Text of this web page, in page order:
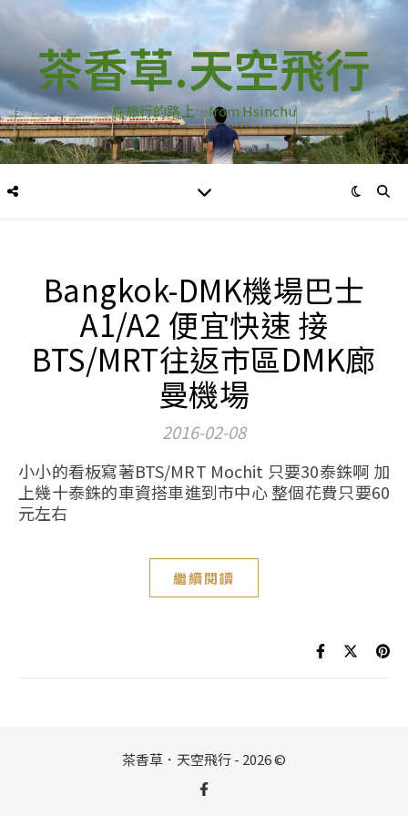
茶香草.天空飛行
在旅行的路上…from Hsinchu
Bangkok-DMK機場巴士
A1/A2 便宜快速 接
BTS/MRT往返市區DMK廊
曼機場
2016-02-08
小小的看板寫著BTS/MRT Mochit 只要30泰銖啊 加
上幾十泰銖的車資搭車進到市中心 整個花費只要60
元左右
繼續閱讀
茶香草．天空飛行 - 2026 ©